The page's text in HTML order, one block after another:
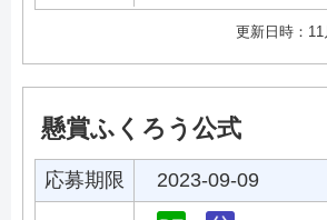
更新日時：
懸賞ふくろう公式
応募期限 2023-09-09